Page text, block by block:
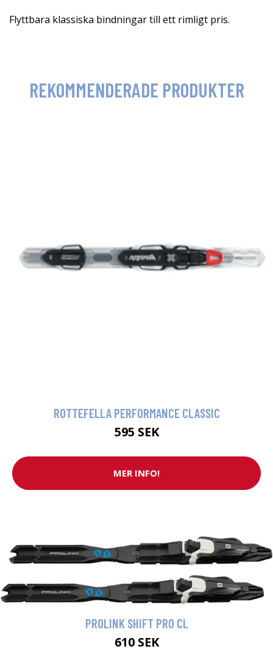
Flyttbara klassiska bindningar till ett rimligt pris.
REKOMMENDERADE PRODUKTER
ROTTEFELLA PERFORMANCE CLASSIC
595 SEK
MER INFO!
PROLINK SHIFT PRO CL
610 SEK